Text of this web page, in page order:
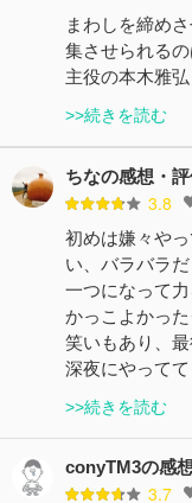
まわしを締め
集させられる
主役の本木雅
>>続きを読む
ちなの感想・
3.8
初めは嫌々や
い、バラバラ
一つになって
かっこよかっ
笑いもあり、
深夜にやって
>>続きを読む
conyTM3の感
3.7